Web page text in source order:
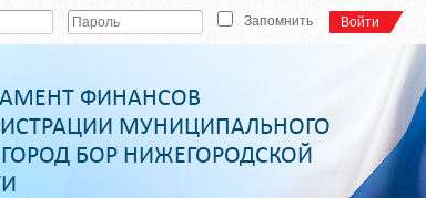
Запомнить Войти
ФИНАНСОВ
МУНИЦИПАЛЬНОГО
ГОРОД БОР НИЖЕГОРОДСКОЙ